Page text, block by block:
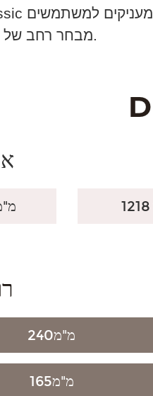
מבחר רחב של סוגי עץ וגוונים.
2250
240מ"מ
165מ"מ